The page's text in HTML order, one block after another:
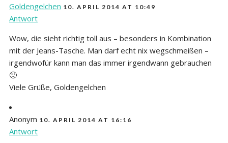
Goldengelchen 10. APRIL 2014 AT 10:49
Antwort
Wow, die sieht richtig toll aus – besonders in Kombination
mit der Jeans-Tasche. Man darf echt nix wegschmeißen –
irgendwofür kann man das immer irgendwann gebrauchen
🙂
Viele Grüße, Goldengelchen
Anonym 10. APRIL 2014 AT 16:16
Antwort